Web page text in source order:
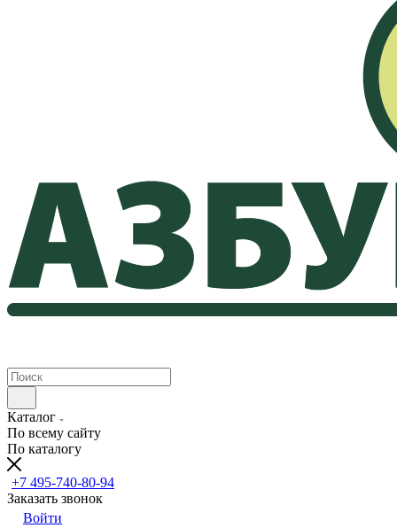
Каталог
По всему сайту
По каталогу
+7 495-740-80-94
Заказать звонок
Войти